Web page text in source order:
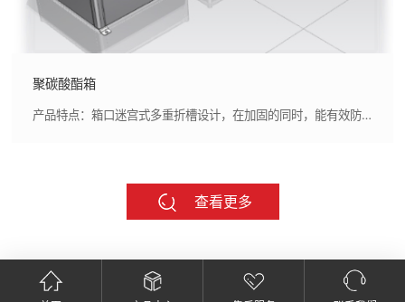
聚碳酸酯箱
产品特点：箱口迷宫式多重折槽设计，在加固的同时，能有效防止杂物和水浸入,聚氨酯发泡密封条满足箱体防护要求
查看更多